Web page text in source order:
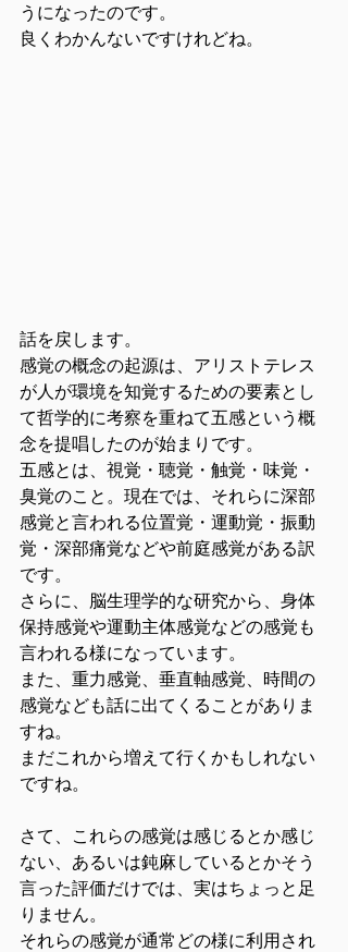
うになったのです。
良くわかんないですけれどね。
話を戻します。
感覚の概念の起源は、アリストテレス
が人が環境を知覚するための要素とし
て哲学的に考察を重ねて五感という概
念を提唱したのが始まりです。
五感とは、視覚・聴覚・触覚・味覚・
臭覚のこと。現在では、それらに深部
感覚と言われる位置覚・運動覚・振動
覚・深部痛覚などや前庭感覚がある訳
です。
さらに、脳生理学的な研究から、身体
保持感覚や運動主体感覚などの感覚も
言われる様になっています。
また、重力感覚、垂直軸感覚、時間の
感覚なども話に出てくることがありま
すね。
まだこれから増えて行くかもしれない
ですね。
さて、これらの感覚は感じるとか感じ
ない、あるいは鈍麻しているとかそう
言った評価だけでは、実はちょっと足
りません。
それらの感覚が通常どの様に利用され